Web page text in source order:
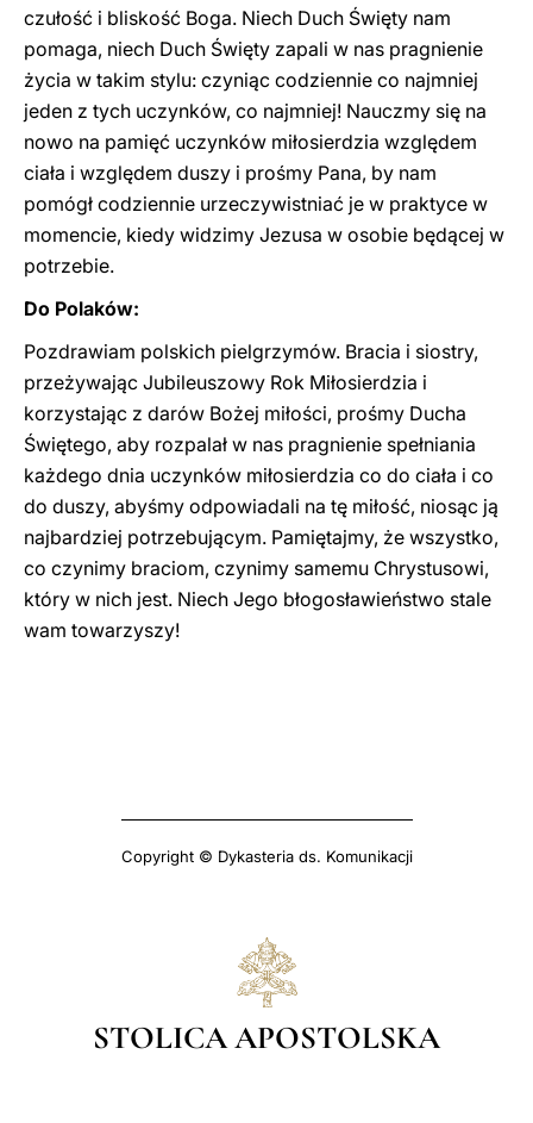
czułość i bliskość Boga. Niech Duch Święty nam
pomaga, niech Duch Święty zapali w nas pragnienie
życia w takim stylu: czyniąc codziennie co najmniej
jeden z tych uczynków, co najmniej! Nauczmy się na
nowo na pamięć uczynków miłosierdzia względem
ciała i względem duszy i prośmy Pana, by nam
pomógł codziennie urzeczywistniać je w praktyce w
momencie, kiedy widzimy Jezusa w osobie będącej w
potrzebie.
Do Polaków:
Pozdrawiam polskich pielgrzymów. Bracia i siostry,
przeżywając Jubileuszowy Rok Miłosierdzia i
korzystając z darów Bożej miłości, prośmy Ducha
Świętego, aby rozpalał w nas pragnienie spełniania
każdego dnia uczynków miłosierdzia co do ciała i co
do duszy, abyśmy odpowiadali na tę miłość, niosąc ją
najbardziej potrzebującym. Pamiętajmy, że wszystko,
co czynimy braciom, czynimy samemu Chrystusowi,
który w nich jest. Niech Jego błogosławieństwo stale
wam towarzyszy!
Copyright © Dykasteria ds. Komunikacji
STOLICA APOSTOLSKA